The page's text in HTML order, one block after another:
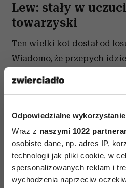
Odpowiedzialne
Wraz z naszymi 1022
osobiste dane, np. adres IP,
technologii jak pliki cookie, w
spersonalizowanych reklam i
wychodzenia naprzeciw
Lew: stały w
towarzyski
Ten wielki kot dostał od
Wiadomo, że przepych
(jest uczuciowy). Patronuje
ma faz retrogradacji i
blaskiem. Na Lwie można
przyjacielem, oddanym
szefem. Może naprawdę